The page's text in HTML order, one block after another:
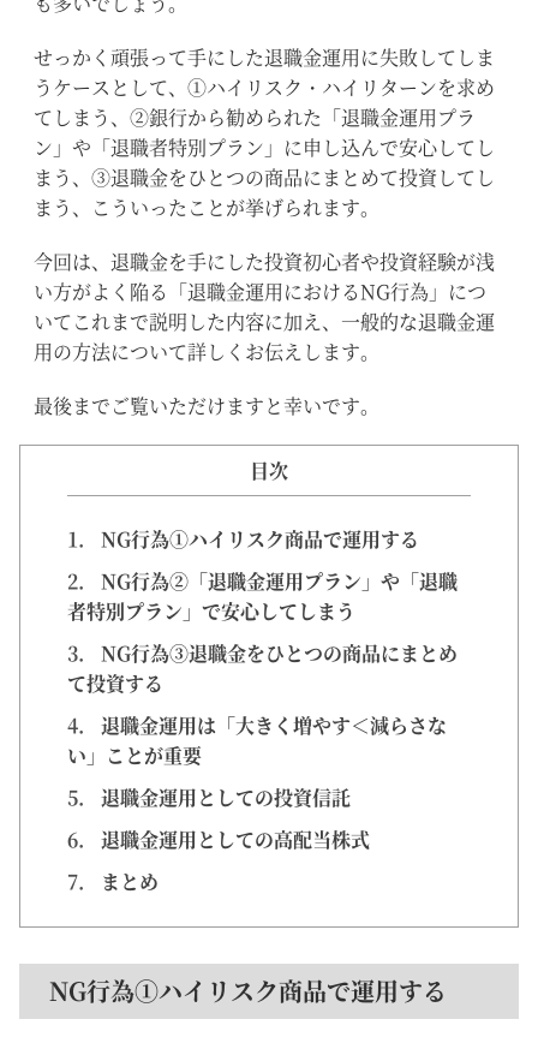
せっかく頑張って手にした退職金運用に失敗してしま
うケースとして、①ハイリスク・ハイリターンを求め
てしまう、②銀行から勧められた「退職金運用プラ
ン」や「退職者特別プラン」に申し込んで安心してし
まう、③退職金をひとつの商品にまとめて投資してし
まう、こういったことが挙げられます。
今回は、退職金を手にした投資初心者や投資経験が浅
い方がよく陥る「退職金運用におけるNG行為」につ
いてこれまで説明した内容に加え、一般的な退職金運
用の方法について詳しくお伝えします。
最後までご覧いただけますと幸いです。
目次
1.
NG行為①ハイリスク商品で運用する
2.
NG行為②「退職金運用プラン」や「退職
者特別プラン」で安心してしまう
3.
NG行為③退職金をひとつの商品にまとめ
て投資する
4.
退職金運用は「大きく増やす＜減らさな
い」ことが重要
5.
退職金運用としての投資信託
6.
退職金運用としての高配当株式
7.
まとめ
NG行為①ハイリスク商品で運用する